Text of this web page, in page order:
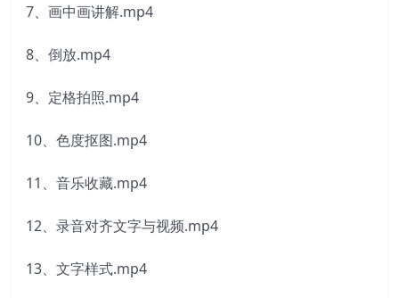
7、画中画讲解.mp4
8、倒放.mp4
9、定格拍照.mp4
10、色度抠图.mp4
11、音乐收藏.mp4
12、录音对齐文字与视频.mp4
13、文字样式.mp4